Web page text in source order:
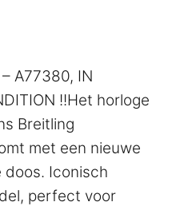
A77380, IN
!!Het horloge
Breitling
met een nieuwe
doos. Iconisch
perfect voor